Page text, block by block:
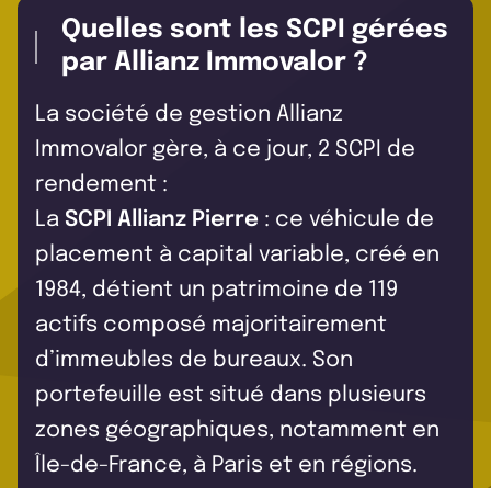
Quelles sont les SCPI gérées
par Allianz Immovalor ?
La société de gestion Allianz
Immovalor gère, à ce jour, 2 SCPI de
rendement :
La SCPI Allianz Pierre : ce véhicule de
placement à capital variable, créé en
1984, détient un patrimoine de 119
actifs composé majoritairement
d’immeubles de bureaux. Son
portefeuille est situé dans plusieurs
zones géographiques, notamment en
Île-de-France, à Paris et en régions.